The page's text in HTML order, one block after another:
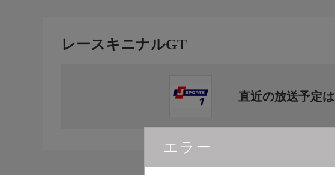
エラー
レースキニナルGT
直近の放送予定